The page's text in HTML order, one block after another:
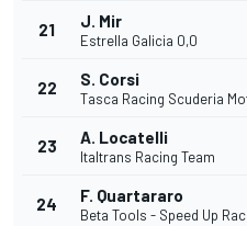
21 J. Mir
Estrella Galicia 0,0
22 S. Corsi
Tasca Racing Scuderia
23 A. Locatelli
Italtrans Racing Team
24 F. Quartararo
Beta Tools - Speed Up